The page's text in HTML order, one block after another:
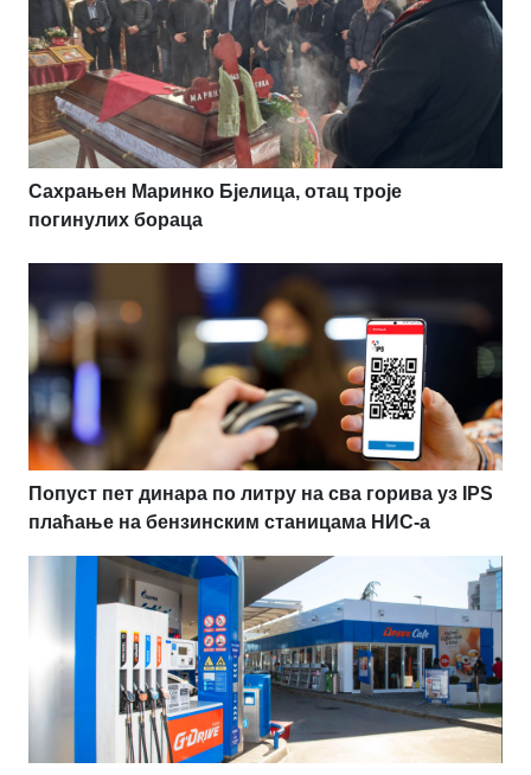
Сахрањен Маринко Бјелица, отац троје
погинулих бораца
Попуст пет динара по литру на сва горива уз IPS
плаћање на бензинским станицама НИС-а